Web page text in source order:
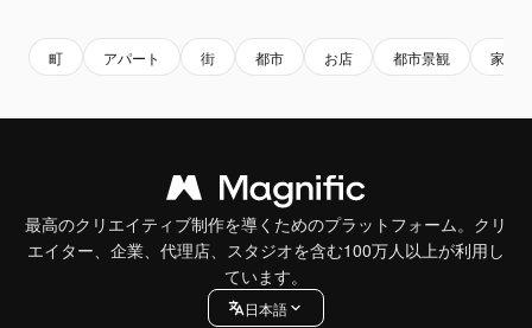
町 アパート 街 都市 お店 都市景観 家
最高のクリエイティブ制作を導くためのプラットフォーム。クリ
エイター、企業、代理店、スタジオを含む100万人以上が利用し
ています。
日本語